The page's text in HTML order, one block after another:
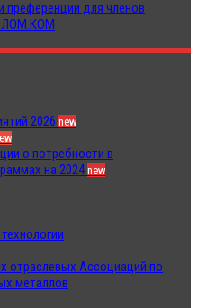
преференции для членов
2026 new
о потребности в
на 2024new
отраслевых Ассоциаций по
металлов